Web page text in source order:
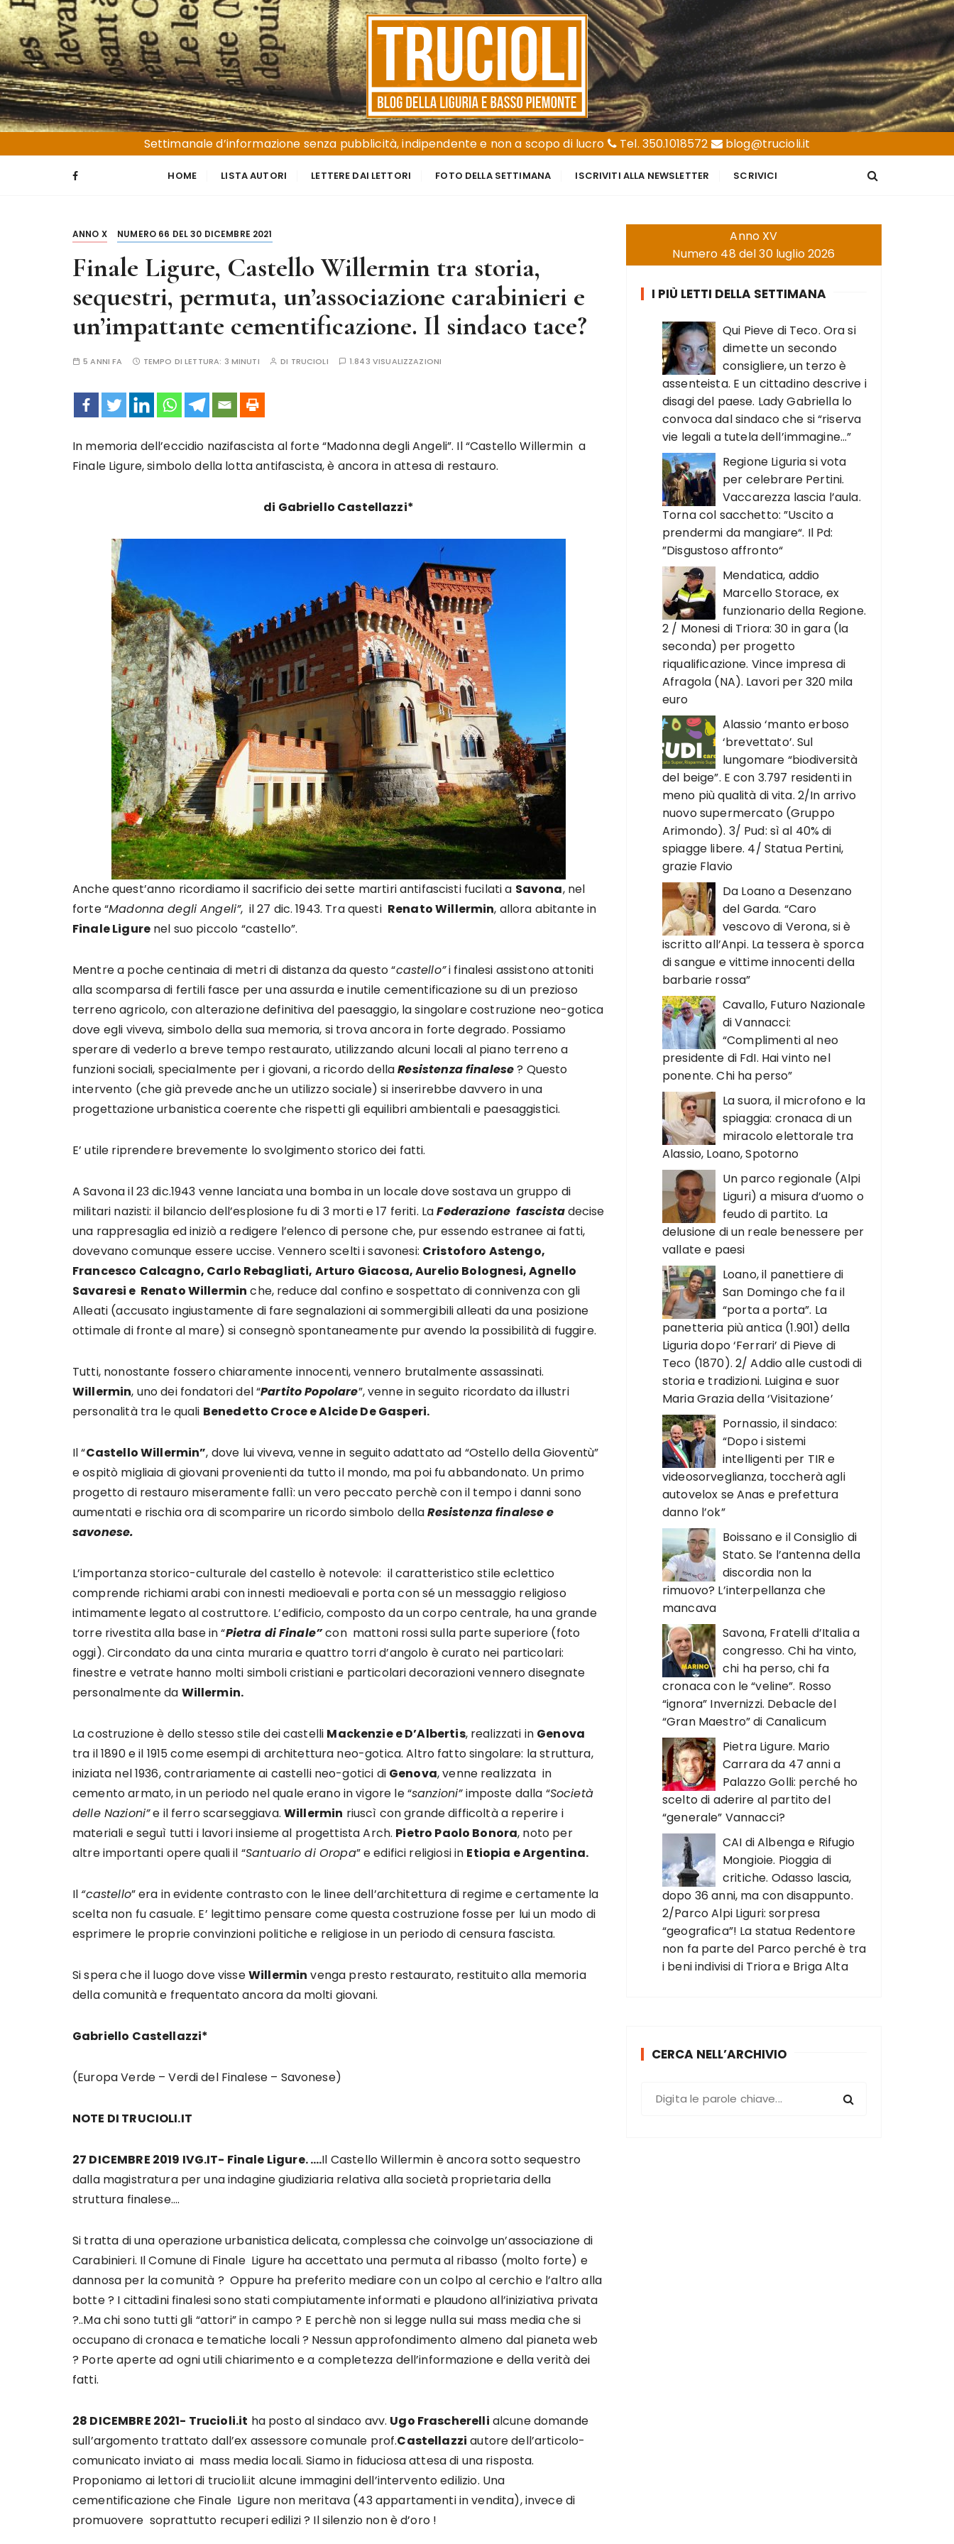
S
a
l
t
a
a
l
c
Trucioli
Liguria e Basso Piemonte
Settimanale d’informazione senza pubblicità, indipendente e non a scopo di lucro
Tel. 350.1018572 blog@trucioli.it
HOME LISTA AUTORI LETTERE DAI LETTORI FOTO DELLA SETTIMANA ISCRIVITI ALLA NEWSLETTER SCRIVICI
ANNO X NUMERO 66 DEL 30 DICEMBRE 2021
Finale Ligure, Castello Willermin tra storia,
sequestri, permuta, un’associazione carabinieri e
un’impattante cementificazione. Il sindaco tace?
5 ANNI FA TEMPO DI LETTURA: 3 MINUTI DI TRUCIOLI 1.843 VISUALIZZAZIONI
In memoria dell’eccidio nazifascista al forte “Madonna degli Angeli”. Il “Castello Willermin a
Finale Ligure, simbolo della lotta antifascista, è ancora in attesa di restauro.
di Gabriello Castellazzi*
Anche quest’anno ricordiamo il sacrificio dei sette martiri antifascisti fucilati a Savona, nel
forte “Madonna degli Angeli”, il 27 dic. 1943. Tra questi Renato Willermin, allora abitante in
Finale Ligurenel suo piccolo “castello”.
Mentre a poche centinaia di metri di distanza da questo “castello”i finalesi assistono attoniti
alla scomparsa di fertili fasce per una assurda e inutile cementificazione su di un prezioso
terreno agricolo, con alterazione definitiva del paesaggio, la singolare costruzione neo-gotica
dove egli viveva, simbolo della sua memoria, si trova ancora in forte degrado. Possiamo
sperare di vederlo a breve tempo restaurato, utilizzando alcuni locali al piano terreno a
funzioni sociali, specialmente per i giovani, a ricordo dellaResistenza finalese? Questo
intervento (che già prevede anche un utilizzo sociale) si inserirebbe davvero in una
progettazione urbanistica coerente che rispetti gli equilibri ambientali e paesaggistici.
E’ utile riprendere brevemente lo svolgimento storico dei fatti.
A Savona il 23 dic.1943 venne lanciata una bomba in un locale dove sostava un gruppo di
militari nazisti: il bilancio dell’esplosione fu di 3 morti e 17 feriti. LaFederazione fascistadecise
una rappresaglia ed iniziò a redigere l’elenco di persone che, pur essendo estranee ai fatti,
dovevano comunque essere uccise. Vennero scelti i savonesi: Cristoforo Astengo,
Francesco Calcagno, Carlo Rebagliati, Arturo Giacosa, Aurelio Bolognesi, Agnello
Savaresi e Renato Willermin che, reduce dal confino e sospettato di connivenza con gli
Alleati (accusato ingiustamente di fare segnalazioni ai sommergibili alleati da una posizione
ottimale di fronte al mare) si consegnò spontaneamente pur avendo la possibilità di fuggire.
Tutti, nonostante fossero chiaramente innocenti, vennero brutalmente assassinati.
Willermin, uno dei fondatori del “Partito Popolare”, venne in seguito ricordato da illustri
personalità tra le quali Benedetto Croce e Alcide De Gasperi.
Il “Castello Willermin”, dove lui viveva, venne in seguito adattato ad “Ostello della Gioventù”
e ospitò migliaia di giovani provenienti da tutto il mondo, ma poi fu abbandonato. Un primo
progetto di restauro miseramente fallì: un vero peccato perchè con il tempo i danni sono
aumentati e rischia ora di scomparire un ricordo simbolo dellaResistenza finalese e
savonese.
L’importanza storico-culturale del castello è notevole: il caratteristico stile eclettico
comprende richiami arabi con innesti medioevali e porta con sé un messaggio religioso
intimamente legato al costruttore. L’edificio, composto da un corpo centrale, ha una grande
torre rivestita alla base in “Pietra di Finale”con mattoni rossi sulla parte superiore (foto
oggi). Circondato da una cinta muraria e quattro torri d’angolo è curato nei particolari:
finestre e vetrate hanno molti simboli cristiani e particolari decorazioni vennero disegnate
personalmente da Willermin.
La costruzione è dello stesso stile dei castelli Mackenzie e D’Albertis, realizzati in Genova
tra il 1890 e il 1915 come esempi di architettura neo-gotica. Altro fatto singolare: la struttura,
iniziata nel 1936, contrariamente ai castelli neo-gotici di Genova, venne realizzata in
cemento armato, in un periodo nel quale erano in vigore le “sanzioni”imposte dalla “Società
delle Nazioni”e il ferro scarseggiava.Willermin riuscì con grande difficoltà a reperire i
materiali e seguì tutti i lavori insieme al progettista Arch. Pietro Paolo Bonora, noto per
altre importanti opere quali il “Santuario di Oropa” e edifici religiosi in Etiopia e Argentina.
Il “castello” era in evidente contrasto con le linee dell’architettura di regime e certamente la
scelta non fu casuale. E’ legittimo pensare come questa costruzione fosse per lui un modo di
esprimere le proprie convinzioni politiche e religiose in un periodo di censura fascista.
Si spera che il luogo dove visseWillermin venga presto restaurato, restituito alla memoria
della comunità e frequentato ancora da molti giovani.
Gabriello Castellazzi*
(Europa Verde – Verdi del Finalese – Savonese)
NOTE DI TRUCIOLI.IT
27 DICEMBRE 2019 IVG.IT- Finale Ligure. ….Il Castello Willermin è ancora sotto sequestro
dalla magistratura per una indagine giudiziaria relativa alla società proprietaria della
struttura finalese….
Si tratta di una operazione urbanistica delicata, complessa che coinvolge un’associazione di
Carabinieri. Il Comune di Finale Ligure ha accettato una permuta al ribasso (molto forte) e
dannosa per la comunità ? Oppure ha preferito mediare con un colpo al cerchio e l’altro alla
botte ? I cittadini finalesi sono stati compiutamente informati e plaudono all’iniziativa privata
?..Ma chi sono tutti gli “attori” in campo ? E perchè non si legge nulla sui mass media che si
occupano di cronaca e tematiche locali ? Nessun approfondimento almeno dal pianeta web
? Porte aperte ad ogni utili chiarimento e a completezza dell’informazione e della verità dei
fatti.
28 DICEMBRE 2021- Trucioli.it ha posto al sindaco avv. Ugo Frascherelli alcune domande
sull’argomento trattato dall’ex assessore comunale prof.Castellazzi autore dell’articolo-
comunicato inviato ai mass media locali. Siamo in fiduciosa attesa di una risposta.
Proponiamo ai lettori di trucioli.it alcune immagini dell’intervento edilizio. Una
cementificazione che Finale Ligure non meritava (43 appartamenti in vendita), invece di
promuovere soprattutto recuperi edilizi ? Il silenzio non è d’oro !
Anno XV
Numero 48 del 30 luglio 2026
I PIÙ LETTI DELLA SETTIMANA
Qui Pieve di Teco. Ora si
dimette un secondo
consigliere, un terzo è
assenteista. E un cittadino descrive i
disagi del paese. Lady Gabriella lo
convoca dal sindaco che si “riserva
vie legali a tutela dell’immagine…”
Regione Liguria si vota
per celebrare Pertini.
Vaccarezza lascia l’aula.
Torna col sacchetto: ”Uscito a
prendermi da mangiare“. Il Pd:
”Disgustoso affronto“
Mendatica, addio
Marcello Storace, ex
funzionario della Regione.
2 / Monesi di Triora: 30 in gara (la
seconda) per progetto
riqualificazione. Vince impresa di
Afragola (NA). Lavori per 320 mila
euro
Alassio ‘manto erboso
‘brevettato’. Sul
lungomare “biodiversità
del beige”. E con 3.797 residenti in
meno più qualità di vita. 2/In arrivo
nuovo supermercato (Gruppo
Arimondo). 3/ Pud: sì al 40% di
spiagge libere. 4/ Statua Pertini,
grazie Flavio
Da Loano a Desenzano
del Garda. “Caro
vescovo di Verona, si è
iscritto all’Anpi. La tessera è sporca
di sangue e vittime innocenti della
barbarie rossa”
Cavallo, Futuro Nazionale
di Vannacci:
“Complimenti al neo
presidente di FdI. Hai vinto nel
ponente. Chi ha perso”
La suora, il microfono e la
spiaggia: cronaca di un
miracolo elettorale tra
Alassio, Loano, Spotorno
Un parco regionale (Alpi
Liguri) a misura d’uomo o
feudo di partito. La
delusione di un reale benessere per
vallate e paesi
Loano, il panettiere di
San Domingo che fa il
“porta a porta”. La
panetteria più antica (1.901) della
Liguria dopo ‘Ferrari’ di Pieve di
Teco (1870). 2/ Addio alle custodi di
storia e tradizioni. Luigina e suor
Maria Grazia della ‘Visitazione’
Pornassio, il sindaco:
“Dopo i sistemi
intelligenti per TIR e
videosorveglianza, toccherà agli
autovelox se Anas e prefettura
danno l’ok”
Boissano e il Consiglio di
Stato. Se l’antenna della
discordia non la
rimuovo? L’interpellanza che
mancava
Savona, Fratelli d’Italia a
congresso. Chi ha vinto,
chi ha perso, chi fa
cronaca con le “veline”. Rosso
“ignora” Invernizzi. Debacle del
“Gran Maestro” di Canalicum
Pietra Ligure. Mario
Carrara da 47 anni a
Palazzo Golli: perché ho
scelto di aderire al partito del
“generale” Vannacci?
CAI di Albenga e Rifugio
Mongioie. Pioggia di
critiche. Odasso lascia,
dopo 36 anni, ma con disappunto.
2/Parco Alpi Liguri: sorpresa
“geografica”! La statua Redentore
non fa parte del Parco perché è tra
i beni indivisi di Triora e Briga Alta
CERCA NELL’ARCHIVIO